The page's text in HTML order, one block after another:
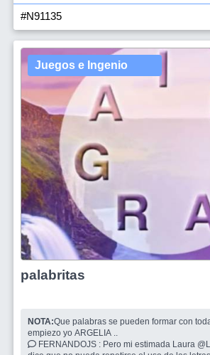
#N91135
Juegos e Ingenio
palabritas
NOTA:Que palabras se pueden formar con
empiezo yo ARGELIA ..
FERNANDOJS : Pero mi estimada Laura @LAU33 , la consigna no